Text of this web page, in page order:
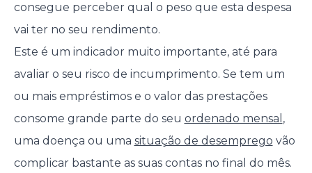
consegue perceber qual o peso que esta despesa
vai ter no seu rendimento.
Este é um indicador muito importante, até para
avaliar o seu risco de incumprimento. Se tem um
ou mais empréstimos e o valor das prestações
consome grande parte do seu ordenado mensal ,
uma doença ou uma situação de desemprego vão
complicar bastante as suas contas no final do mês.